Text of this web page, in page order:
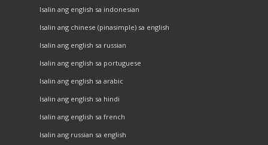
Isalin ang english sa indonesian
Isalin ang chinese (pinasimple) sa english
Isalin ang english sa russian
Isalin ang english sa portuguese
Isalin ang english sa arabic
Isalin ang english sa hindi
Isalin ang english sa french
Isalin ang russian sa english